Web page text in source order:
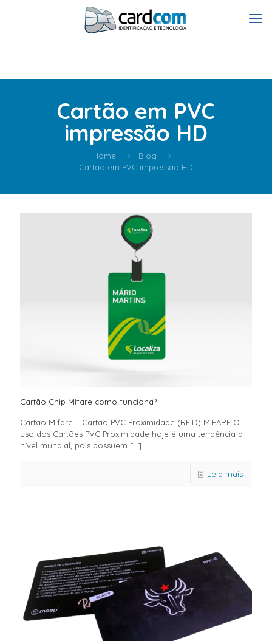
Cartão em PVC
impressão HD
Home
Blog
Cartão em PVC impressão HD
Cartão Chip Mifare como funciona?
Cartão Mifare – Cartão PVC Proximidade (RFID) MIFARE O
uso dos Cartões PVC Proximidade hoje é uma tendência a
nível mundial, pois possuem […]
Leia mais